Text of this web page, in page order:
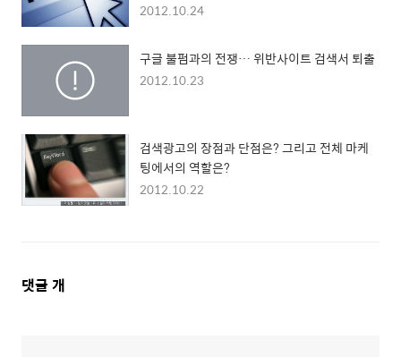
2012.10.24
구글 불펌과의 전쟁… 위반사이트 검색서 퇴출
2012.10.23
검색광고의 장점과 단점은? 그리고 전체 마케
팅에서의 역할은?
2012.10.22
댓
댓글 개